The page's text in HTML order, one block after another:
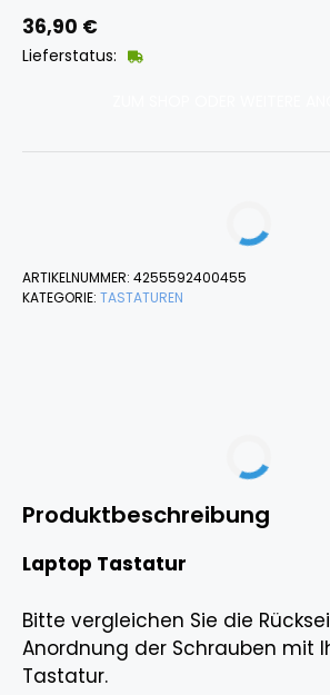
36,90 €
Lieferstatus:
ARTIKELNUMMER: 4255592400455
KATEGORIE: TASTATUREN
Produktbeschreibung
Laptop Tastatur
Bitte vergleichen Sie die
Anordnung der Schrauben mit
Tastatur.